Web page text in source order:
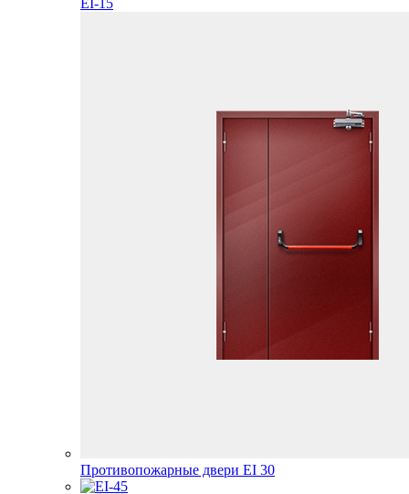
EI-15
Противопожарные двери EI 30